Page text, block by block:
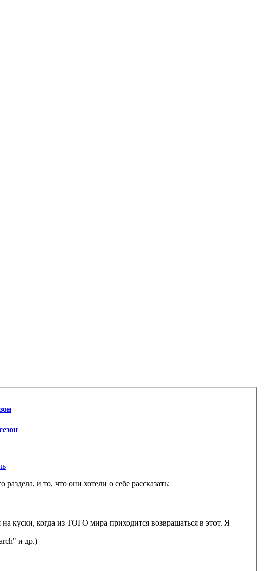
и то, что они хотели о себе рассказать:
и др.)